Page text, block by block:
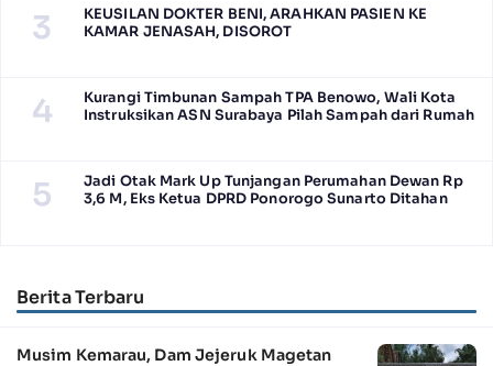
3
KEUSILAN DOKTER BENI, ARAHKAN PASIEN KE
KAMAR JENASAH, DISOROT
4
Kurangi Timbunan Sampah TPA Benowo, Wali Kota
Instruksikan ASN Surabaya Pilah Sampah dari Rumah
5
Jadi Otak Mark Up Tunjangan Perumahan Dewan Rp
3,6 M, Eks Ketua DPRD Ponorogo Sunarto Ditahan
Berita Terbaru
Musim Kemarau, Dam Jejeruk Magetan